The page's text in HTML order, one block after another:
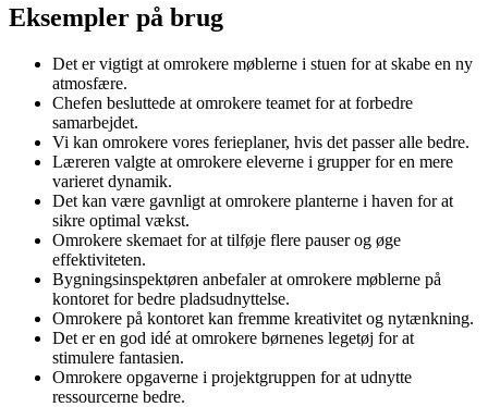
Eksempler på brug
Det er vigtigt at omrokere møblerne i stuen for at skabe en ny
atmosfære.
Chefen besluttede at omrokere teamet for at forbedre
samarbejdet.
Vi kan omrokere vores ferieplaner, hvis det passer alle bedre.
Læreren valgte at omrokere eleverne i grupper for en mere
varieret dynamik.
Det kan være gavnligt at omrokere planterne i haven for at
sikre optimal vækst.
Omrokere skemaet for at tilføje flere pauser og øge
effektiviteten.
Bygningsinspektøren anbefaler at omrokere møblerne på
kontoret for bedre pladsudnyttelse.
Omrokere på kontoret kan fremme kreativitet og nytænkning.
Det er en god idé at omrokere børnenes legetøj for at
stimulere fantasien.
Omrokere opgaverne i projektgruppen for at udnytte
ressourcerne bedre.